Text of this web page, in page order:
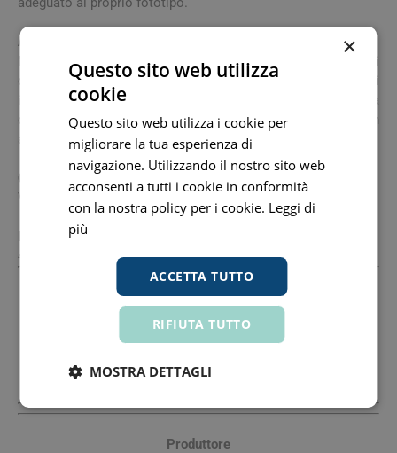
Avvertenze
Non superare la dose giornaliera raccomandata. Tenere fuori
dalla portata dei bambini al di sotto dei 3 anni di età. Gli
integratori alimentari non vanno intesi come sostituti di una
dieta variata ed equilibrata e di uno stile di vita sano. Non
assumere il prodotto in gravidanza.
Conservazione
Validità a confezionamento integro: 36 mesi.
Formato
40 compresse.
Produttore
00752450155 www.giulianipharma.com
Sede Legale E Operativa: Via Palagi 2 20129 Milano Mi
+390220541 Fax: +390229401341 Email:
Produttore
×
Questo sito web utilizza
cookie
Questo sito web utilizza i cookie per
migliorare la tua esperienza di
navigazione. Utilizzando il nostro sito web
acconsenti a tutti i cookie in conformità
con la nostra policy per i cookie. Leggi di
più
ACCETTA TUTTO
RIFIUTA TUTTO
MOSTRA DETTAGLI